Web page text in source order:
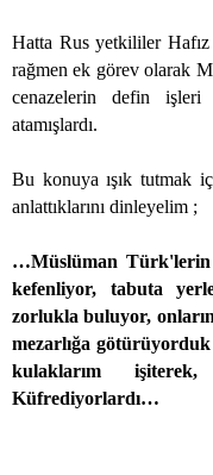
Hatta Rus yetkililer Hafız
rağmen ek görev olarak
cenazelerin defin
atamışlardı.
Bu konuya ışık tutmak
anlattıklarını dinleyelim ;
…Müslüman Türk'lerin
kefenliyor, tabuta
zorlukla buluyor,
mezarlığa
kulaklarım
Küfrediyorlardı…